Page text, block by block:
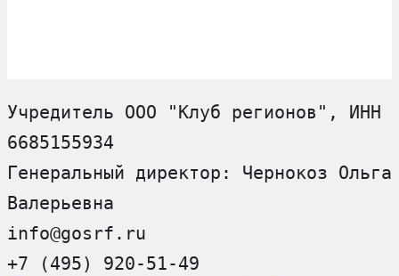
Учредитель ООО "Клуб регионов", ИНН
6685155934
Генеральный директор: Чернокоз Ольга
Валерьевна
info@gosrf.ru
+7 (495) 920-51-49